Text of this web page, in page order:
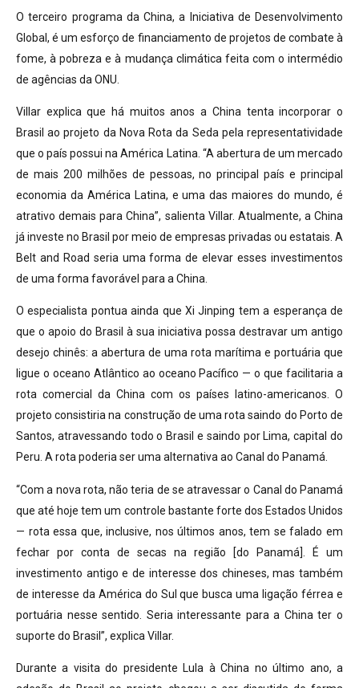
O terceiro programa da China, a Iniciativa de Desenvolvimento
Global, é um esforço de financiamento de projetos de combate à
fome, à pobreza e à mudança climática feita com o intermédio
de agências da ONU.
Villar explica que há muitos anos a China tenta incorporar o
Brasil ao projeto da Nova Rota da Seda pela representatividade
que o país possui na América Latina. “A abertura de um mercado
de mais 200 milhões de pessoas, no principal país e principal
economia da América Latina, e uma das maiores do mundo, é
atrativo demais para China”, salienta Villar. Atualmente, a China
já investe no Brasil por meio de empresas privadas ou estatais. A
Belt and Road seria uma forma de elevar esses investimentos
de uma forma favorável para a China.
O especialista pontua ainda que Xi Jinping tem a esperança de
que o apoio do Brasil à sua iniciativa possa destravar um antigo
desejo chinês: a abertura de uma rota marítima e portuária que
ligue o oceano Atlântico ao oceano Pacífico — o que facilitaria a
rota comercial da China com os países latino-americanos. O
projeto consistiria na construção de uma rota saindo do Porto de
Santos, atravessando todo o Brasil e saindo por Lima, capital do
Peru. A rota poderia ser uma alternativa ao Canal do Panamá.
“Com a nova rota, não teria de se atravessar o Canal do Panamá
que até hoje tem um controle bastante forte dos Estados Unidos
— rota essa que, inclusive, nos últimos anos, tem se falado em
fechar por conta de secas na região [do Panamá]. É um
investimento antigo e de interesse dos chineses, mas também
de interesse da América do Sul que busca uma ligação férrea e
portuária nesse sentido. Seria interessante para a China ter o
suporte do Brasil”, explica Villar.
Durante a visita do presidente Lula à China no último ano, a